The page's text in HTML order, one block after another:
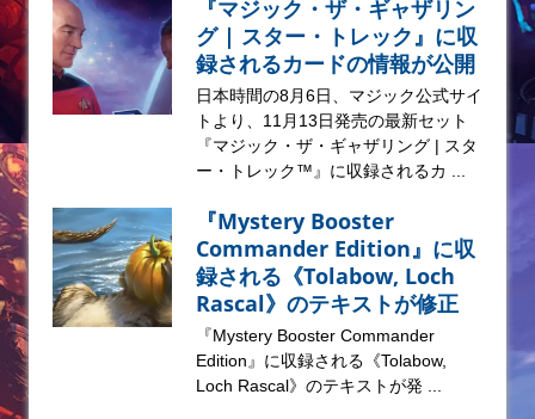
『マジック・ザ・ギャザリン
グ | スター・トレック』に収
録されるカードの情報が公開
日本時間の8月6日、マジック公式サイ
トより、11月13日発売の最新セット
『マジック・ザ・ギャザリング | スタ
ー・トレック™』に収録されるカ ...
『Mystery Booster
Commander Edition』に収
録される《Tolabow, Loch
Rascal》のテキストが修正
『Mystery Booster Commander
Edition』に収録される《Tolabow,
Loch Rascal》のテキストが発 ...